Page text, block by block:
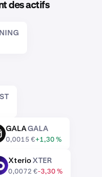
des actifs
GALAGALA
0,0015 €+1,30 %
XterioXTER
0,0072 €-3,30 %